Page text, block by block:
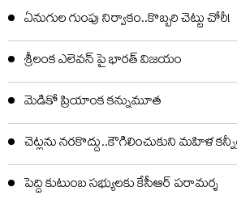
ఏనుగుల గుంపు నిర్వాకం..కొబ్బరి చెట్టు చోరీ!
శ్రీలంక ఎలెవన్‌ పై భారత్ విజయం
మెడికో ప్రియాంక కన్నుమూత
చెట్లను నరకొద్దు..కౌగిలించుకుని మహిళ
పెద్ది కుటుంబ సభ్యులకు కేసీఆర్ పరామర్శ